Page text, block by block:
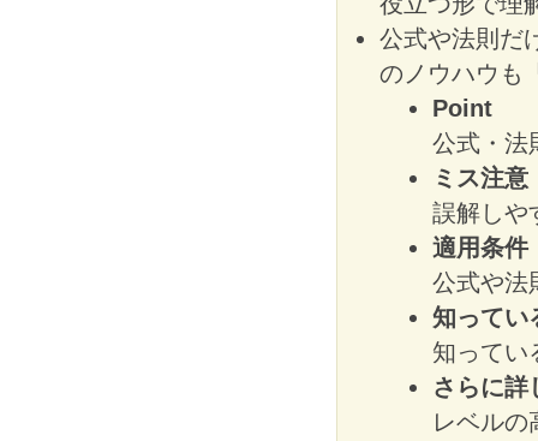
公式や法則だ
のノウハウも
Point
公式・法
ミス注意
誤解しや
適用条件
公式や法
知ってい
知ってい
さらに詳
レベルの